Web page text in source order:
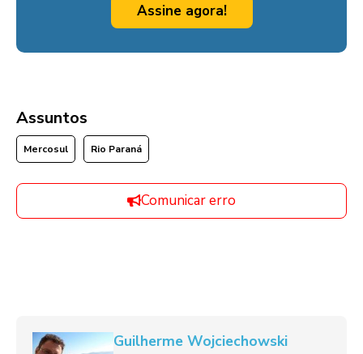
Assine agora!
Assuntos
Mercosul Rio Paraná
Comunicar erro
Guilherme Wojciechowski